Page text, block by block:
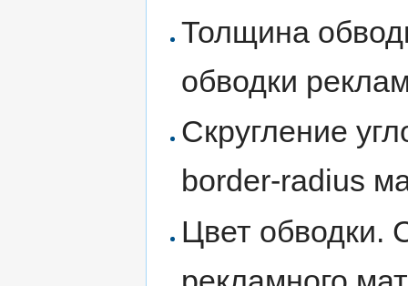
Толщина
обводки
Скругление
border-radius
Цвет обводки.